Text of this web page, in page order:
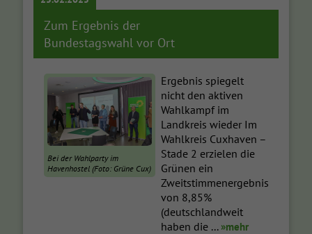
Zum Ergebnis der
Bundestagswahl vor Ort
Bei der Wahlparty im
Havenhostel (Foto: Grüne Cux)
Ergebnis spiegelt
nicht den aktiven
Wahlkampf im
Landkreis wieder Im
Wahlkreis Cuxhaven –
Stade 2 erzielen die
Grünen ein
Zweitstimmenergebnis
von 8,85%
(deutschlandweit
haben die ... »mehr